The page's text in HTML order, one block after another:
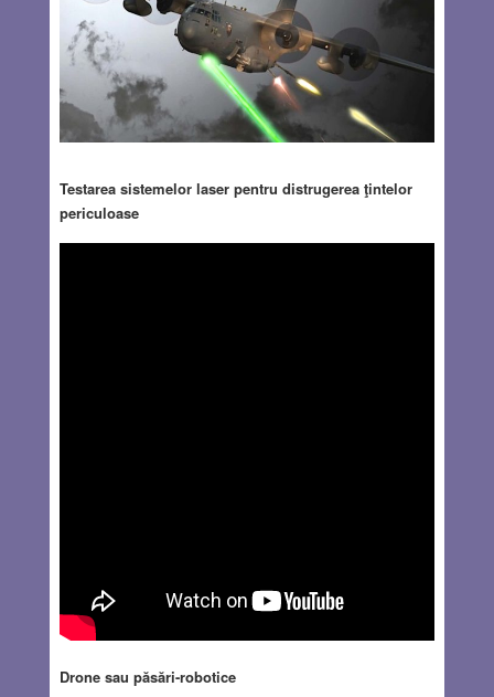
Testarea sistemelor laser pentru distrugerea ţintelor
periculoase
Drone sau păsări-robotice